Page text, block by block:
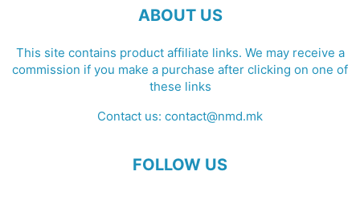
ABOUT US
This site contains product affiliate links. We may receive a
commission if you make a purchase after clicking on one of
these links
Contact us: contact@nmd.mk
FOLLOW US